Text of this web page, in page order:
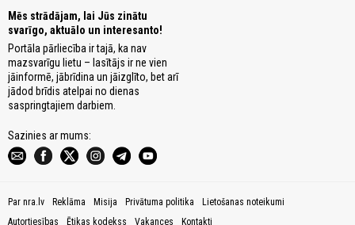
Mēs strādājam, lai Jūs zinātu
svarīgo, aktuālo un interesanto!
Portāla pārliecība ir tajā, ka nav
mazsvarīgu lietu – lasītājs ir ne vien
jāinformē, jābrīdina un jāizglīto, bet arī
jādod brīdis atelpai no dienas
saspringtajiem darbiem.
Sazinies ar mums:
Par nra.lv Reklāma Misija Privātuma politika
Lietošanas noteikumi
Autortiesības
Ētikas kodekss Vakances Kontakti